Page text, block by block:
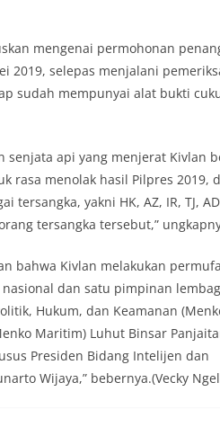
mengenai permohonan
2019, selepas menjalani
sudah mempunyai alat bukti
senjata api yang menjerat Kivlan
rasa menolak hasil Pilpres 2019,
tersangka, yakni HK, AZ, IR, TJ,
tersangka tersebut,”
bahwa Kivlan melakukan
dan satu pimpinan
Hukum, dan Keamanan
Maritim) Luhut Binsar
Presiden Bidang Intelijen dan
Wijaya,” bebernya.(Vecky